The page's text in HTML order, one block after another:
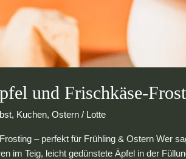
und Frischkäse-
, Kuchen, Ostern / Lotte
– perfekt für Frühling & Ostern Wer
im Teig, leicht gedünstete Äpfel in der